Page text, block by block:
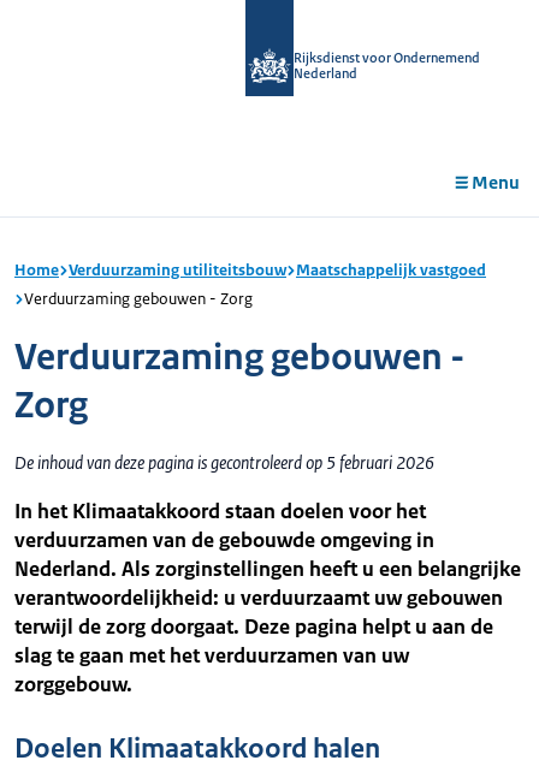
Rijksdienst voor Ondernemend
Nederland
Menu
Home Verduurzaming utiliteitsbouw Maatschappelijk vastgoed
Verduurzaming gebouwen - Zorg
Verduurzaming gebouwen -
Zorg
De inhoud van deze pagina is gecontroleerd op 5 februari 2026
In het Klimaatakkoord staan doelen voor het
verduurzamen van de gebouwde omgeving in
Nederland. Als zorginstellingen heeft u een belangrijke
verantwoordelijkheid: u verduurzaamt uw gebouwen
terwijl de zorg doorgaat. Deze pagina helpt u aan de
slag te gaan met het verduurzamen van uw
zorggebouw.
Doelen Klimaatakkoord halen